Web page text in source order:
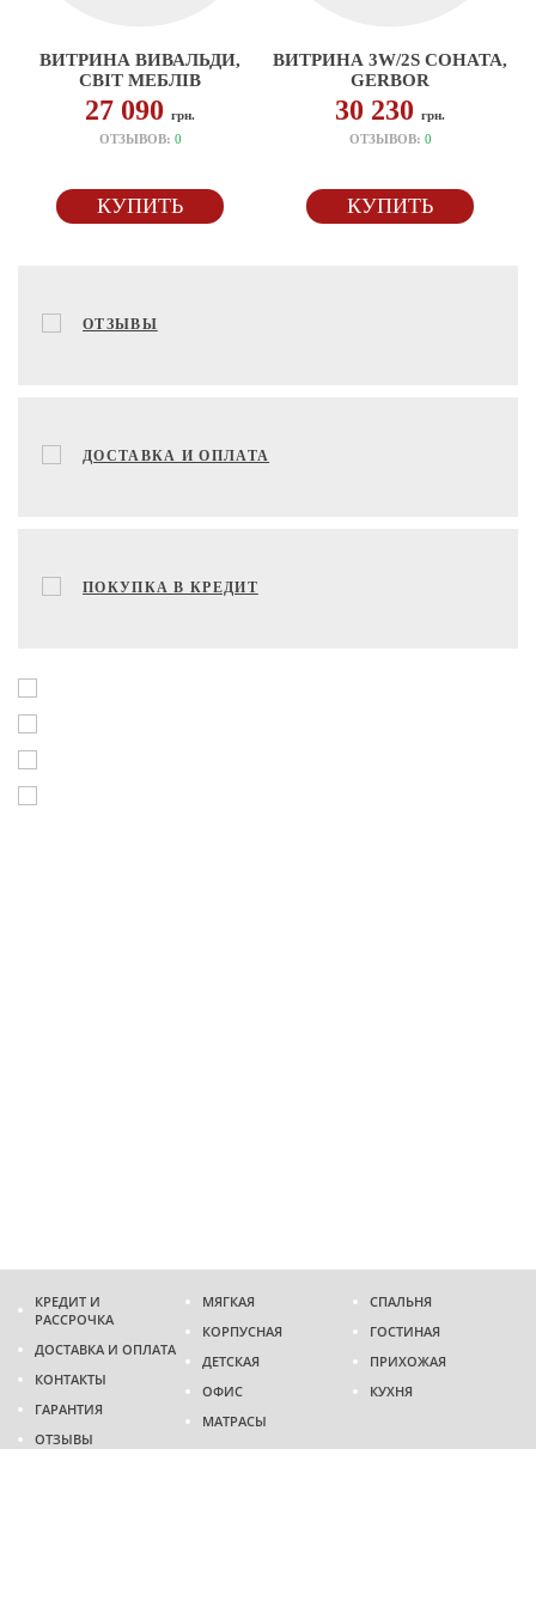
ВИТРИНА ВИВАЛЬДИ,
СВІТ МЕБЛІВ
27 090грн.
ОТЗЫВОВ: 0
КУПИТЬ
ВИТРИНА 3W/2S СОНАТА,
GERBOR
30 230грн.
ОТЗЫВОВ: 0
КУПИТЬ
ОТЗЫВЫ
ДОСТАВКА И ОПЛАТА
ПОКУПКА В КРЕДИТ
КРЕДИТ И
РАССРОЧКА
ДОСТАВКА И ОПЛАТА
КОНТАКТЫ
ГАРАНТИЯ
ОТЗЫВЫ
МЯГКАЯ
КОРПУСНАЯ
ДЕТСКАЯ
ОФИС
МАТРАСЫ
СПАЛЬНЯ
ГОСТИНАЯ
ПРИХОЖАЯ
КУХНЯ